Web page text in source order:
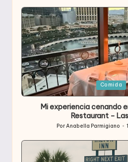
Publicada
en
Comida
Mi experiencia cenando
Restaurant –
Publicado
PorAnabella Parmigiano